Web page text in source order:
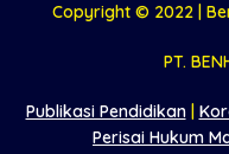
Copyright © 2022 |
PT.
Publikasi Pendidikan|
Perisai Hukum